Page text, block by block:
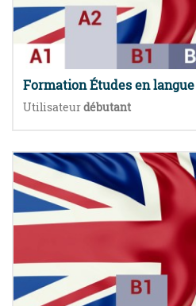
Formation Études en
Utilisateurdébutant